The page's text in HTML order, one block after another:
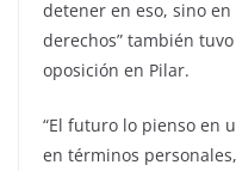
detener en eso, sino
derechos” también
oposición en Pilar.
“El futuro lo pienso en
en términos